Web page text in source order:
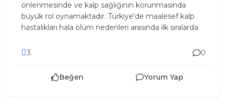
önlenmesinde ve kalp sağlığının korunmasında
büyük rol oynamaktadır. Türkiye'de maalesef kalp
hastalıkları hala ölüm nedenleri arasında ilk sıralarda
3 0
Beğen Yorum Yap